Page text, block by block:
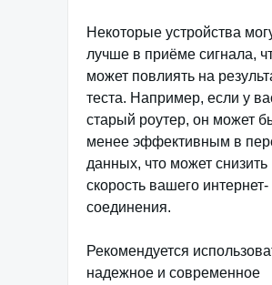
Некоторые устройства
лучше в приёме сигнала,
может повлиять на
теста. Например, если у
старый роутер, он может
менее эффективным в
данных, что может снизить
скорость вашего интернет-
соединения.
Рекомендуется
надежное и современное